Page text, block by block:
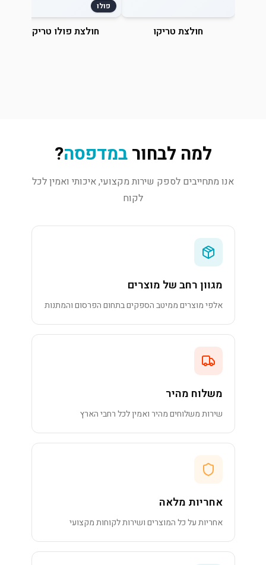
חולצת טריקו
פולו
חולצת פולו טריקו
למה לבחורבמדפסה?
אנו מתחייבים לספק שירות מקצועי, איכותי ואמין לכל
לקוח
מגוון רחב של מוצרים
אלפי מוצרים ממיטב הספקים בתחום הפרסום והמתנות
משלוח מהיר
שירות משלוחים מהיר ואמין לכל רחבי הארץ
אחריות מלאה
אחריות על כל המוצרים ושירות לקוחות מקצועי